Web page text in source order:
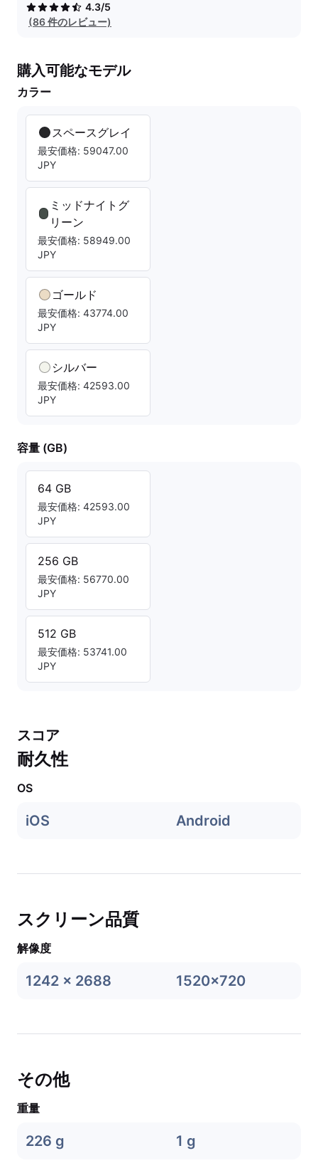
4.3/5
(86 件のレビュー)
購入可能なモデル
カラー
スペースグレイ
最安価格: 59047.00
JPY
ミッドナイトグ
リーン
最安価格: 58949.00
JPY
ゴールド
最安価格: 43774.00
JPY
シルバー
最安価格: 42593.00
JPY
容量 (GB)
64 GB
最安価格: 42593.00
JPY
256 GB
最安価格: 56770.00
JPY
512 GB
最安価格: 53741.00
JPY
スコア
耐久性
OS
iOS Android
スクリーン品質
解像度
1242 x 2688 1520x720
その他
重量
226 g 1 g